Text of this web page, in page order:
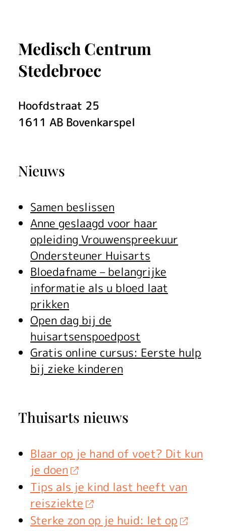
Medisch Centrum
Stedebroec
Hoofdstraat 25
1611 AB Bovenkarspel
Nieuws
Samen beslissen
Anne geslaagd voor haar
opleiding Vrouwenspreekuur
Ondersteuner Huisarts
Bloedafname – belangrijke
informatie als u bloed laat
prikken
Open dag bij de
huisartsenspoedpost
Gratis online cursus: Eerste hulp
bij zieke kinderen
Thuisarts nieuws
Blaar op je hand of voet? Dit kun
je doen
Tips als je kind last heeft van
reisziekte
Sterke zon op je huid: let op